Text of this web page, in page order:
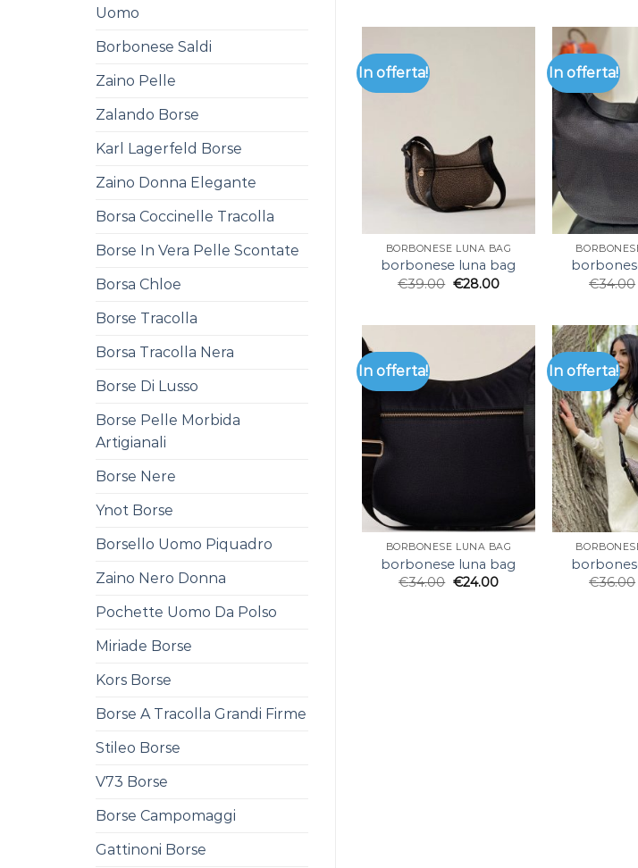
Uomo
Borbonese Saldi
Zaino Pelle
Zalando Borse
Karl Lagerfeld Borse
Zaino Donna Elegante
Borsa Coccinelle Tracolla
Borse In Vera Pelle Scontate
Borsa Chloe
Borse Tracolla
Borsa Tracolla Nera
Borse Di Lusso
Borse Pelle Morbida
Artigianali
Borse Nere
Ynot Borse
Borsello Uomo Piquadro
Zaino Nero Donna
Pochette Uomo Da Polso
Miriade Borse
Kors Borse
Borse A Tracolla Grandi Firme
Stileo Borse
V73 Borse
Borse Campomaggi
Gattinoni Borse
In offerta!
BORBONESE LUNA BAG
borbonese luna bag
€39.00 €28.00
In offerta!
€34.00
In offerta!
BORBONESE LUNA BAG
borbonese luna bag
€34.00 €24.00
In offerta!
€36.00